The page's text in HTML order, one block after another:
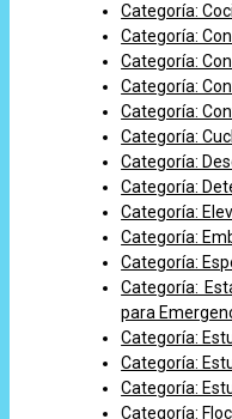
Categoría:
Categoría:
Categoría:
Categoría:
Categoría:
Categoría:
Categoría:
Categoría:
Categoría:
Categoría:
Categoría:
Categoría:
para
Categoría:
Categoría:
Categoría:
Categoría: